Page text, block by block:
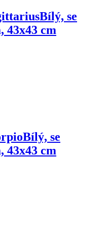
Bílý, se
43x43 cm
Bílý, se
43x43 cm